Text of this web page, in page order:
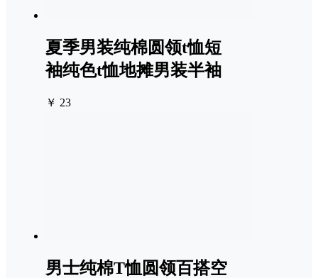
夏季男装纯棉圆领t恤短
袖纯色t恤地摊男装半袖
￥ 23
男士纯棉T恤圆领百搭空